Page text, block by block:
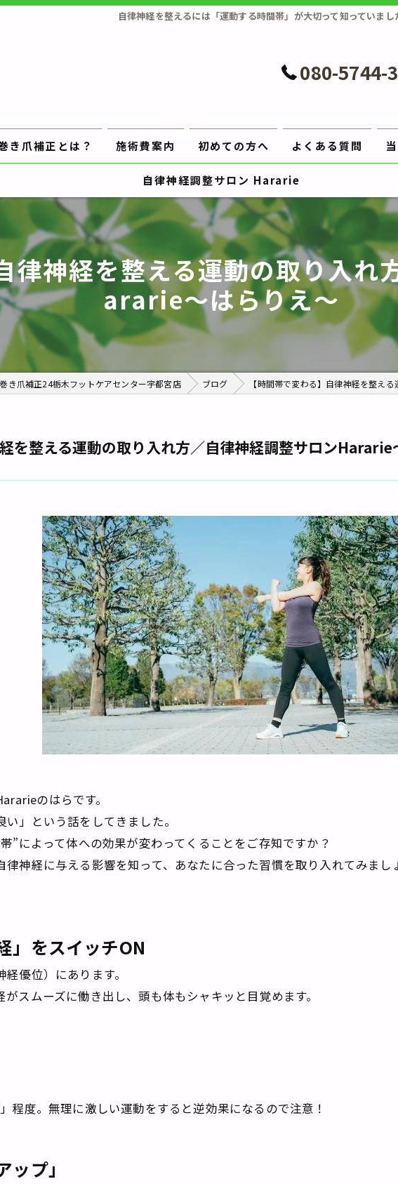
自律神経を整えるには「運動する時間帯」が大切って知っていま
080-5744-
き爪補正とは？ 施術費案内 初めての方へ よくある質問
自律神経調整サロン Hararie
律神経を整える運動の取り入れ
ararie〜はらりえ〜
き爪補正24栃木フットケアセンター宇都宮店 ブログ 【時間帯で変わる】自律神経を整え
を整える運動の取り入れ方／自律神経調整サロンHararie
のはらです。
」という話をしてきました。
”によって体への効果が変わってくることをご存知ですか？
神経に与える影響を知って、あなたに合った習慣を取り入れてみまし
」をスイッチON
優位）にあります。
スムーズに働き出し、頭も体もシャキッと目覚めます。
程度。無理に激しい運動をすると逆効果になるので注意！
プ」